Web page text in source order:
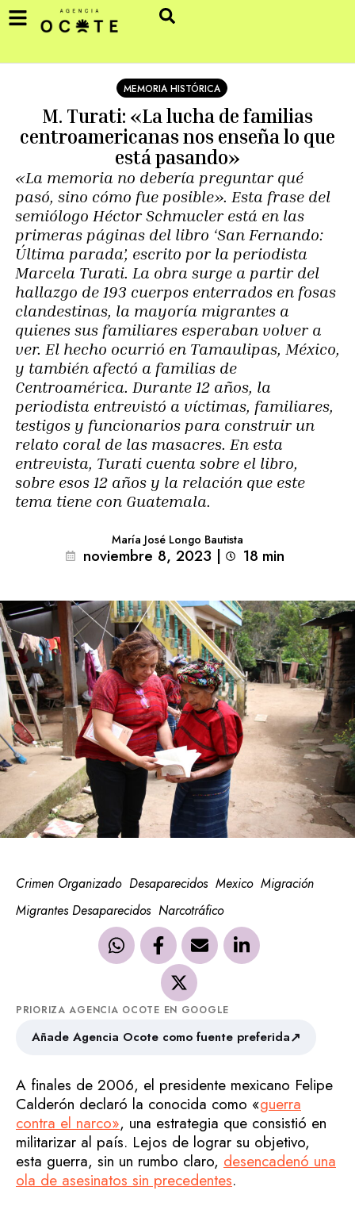
MEMORIA HISTÓRICA
M. Turati: «La lucha de familias
centroamericanas nos enseña lo que
está pasando»
«La memoria no debería preguntar qué
pasó, sino cómo fue posible». Esta frase del
semiólogo Héctor Schmucler está en las
primeras páginas del libro ‘San Fernando:
Última parada’, escrito por la periodista
Marcela Turati. La obra surge a partir del
hallazgo de 193 cuerpos enterrados en fosas
clandestinas, la mayoría migrantes a
quienes sus familiares esperaban volver a
ver. El hecho ocurrió en Tamaulipas, México,
y también afectó a familias de
Centroamérica. Durante 12 años, la
periodista entrevistó a víctimas, familiares,
testigos y funcionarios para construir un
relato coral de las masacres. En esta
entrevista, Turati cuenta sobre el libro,
sobre esos 12 años y la relación que este
tema tiene con Guatemala.
María José Longo Bautista
noviembre 8, 2023 | 18 min
Crimen Organizado Desaparecidos Mexico Migración
Migrantes Desaparecidos Narcotráfico
PRIORIZA AGENCIA OCOTE EN GOOGLE
Añade Agencia Ocote como fuente preferida↗
A finales de 2006, el presidente mexicano Felipe
Calderón declaró la conocida como «guerra
contra el narco», una estrategia que consistió en
militarizar al país. Lejos de lograr su objetivo,
esta guerra, sin un rumbo claro, desencadenó una
ola de asesinatos sin precedentes.